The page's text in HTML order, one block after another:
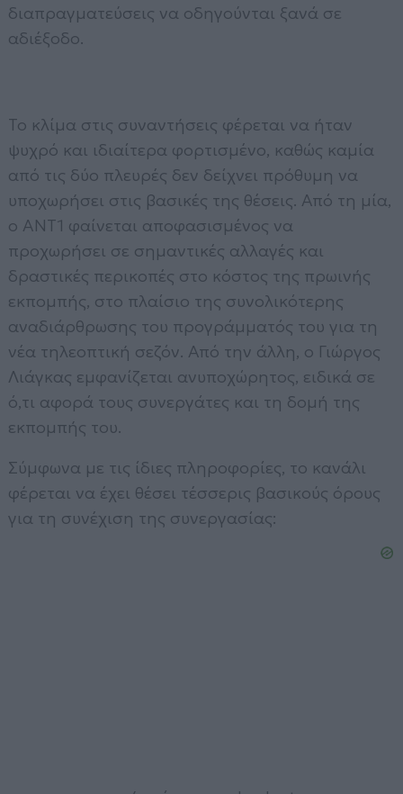
διαπραγματεύσεις να οδηγούνται ξανά σε
αδιέξοδο.
Το κλίμα στις συναντήσεις φέρεται να ήταν
ψυχρό και ιδιαίτερα φορτισμένο, καθώς καμία
από τις δύο πλευρές δεν δείχνει πρόθυμη να
υποχωρήσει στις βασικές της θέσεις. Από τη μία,
ο ΑΝΤ1 φαίνεται αποφασισμένος να
προχωρήσει σε σημαντικές αλλαγές και
δραστικές περικοπές στο κόστος της πρωινής
εκπομπής, στο πλαίσιο της συνολικότερης
αναδιάρθρωσης του προγράμματός του για τη
νέα τηλεοπτική σεζόν. Από την άλλη, ο Γιώργος
Λιάγκας εμφανίζεται ανυποχώρητος, ειδικά σε
ό,τι αφορά τους συνεργάτες και τη δομή της
εκπομπής του.
Σύμφωνα με τις ίδιες πληροφορίες, το κανάλι
φέρεται να έχει θέσει τέσσερις βασικούς όρους
για τη συνέχιση της συνεργασίας: